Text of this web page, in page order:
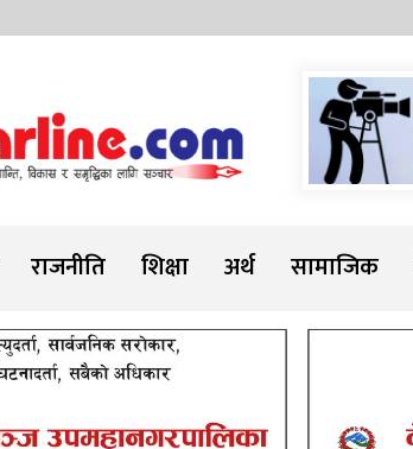
Sadarline
राजनीति शिक्षा अर्थ सामाजिक